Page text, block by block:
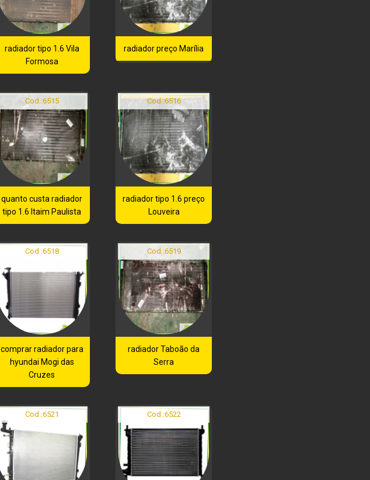
radiador tipo 1.6 Vila
Formosa
radiador preço Marília
Cod.:6515
quanto custa radiador
tipo 1.6 Itaim Paulista
Cod.:6516
radiador tipo 1.6 preço
Louveira
Cod.:6518
comprar radiador para
hyundai Mogi das
Cruzes
Cod.:6519
radiador Taboão da
Serra
Cod.:6521 Cod.:6522